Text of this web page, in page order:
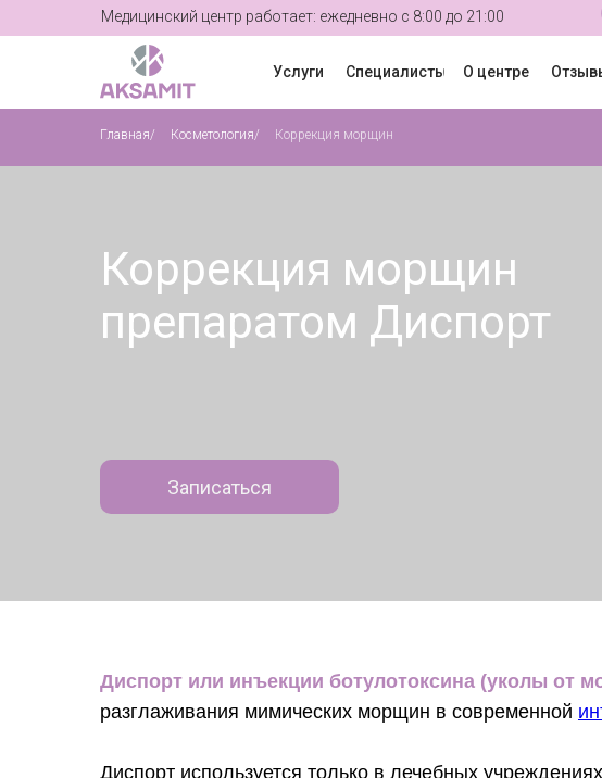
Медицинский центр работает: ежедневно с 8:00 до 21:00
Услуги Специалисты О центре
Главная/ Косметология/ Коррекция морщин
Коррекция морщин
препаратом Диспорт
Записаться
Диспорт или инъекции ботулотоксина (уколы от
разглаживания мимических морщин в современной
Диспорт используется только в лечебных